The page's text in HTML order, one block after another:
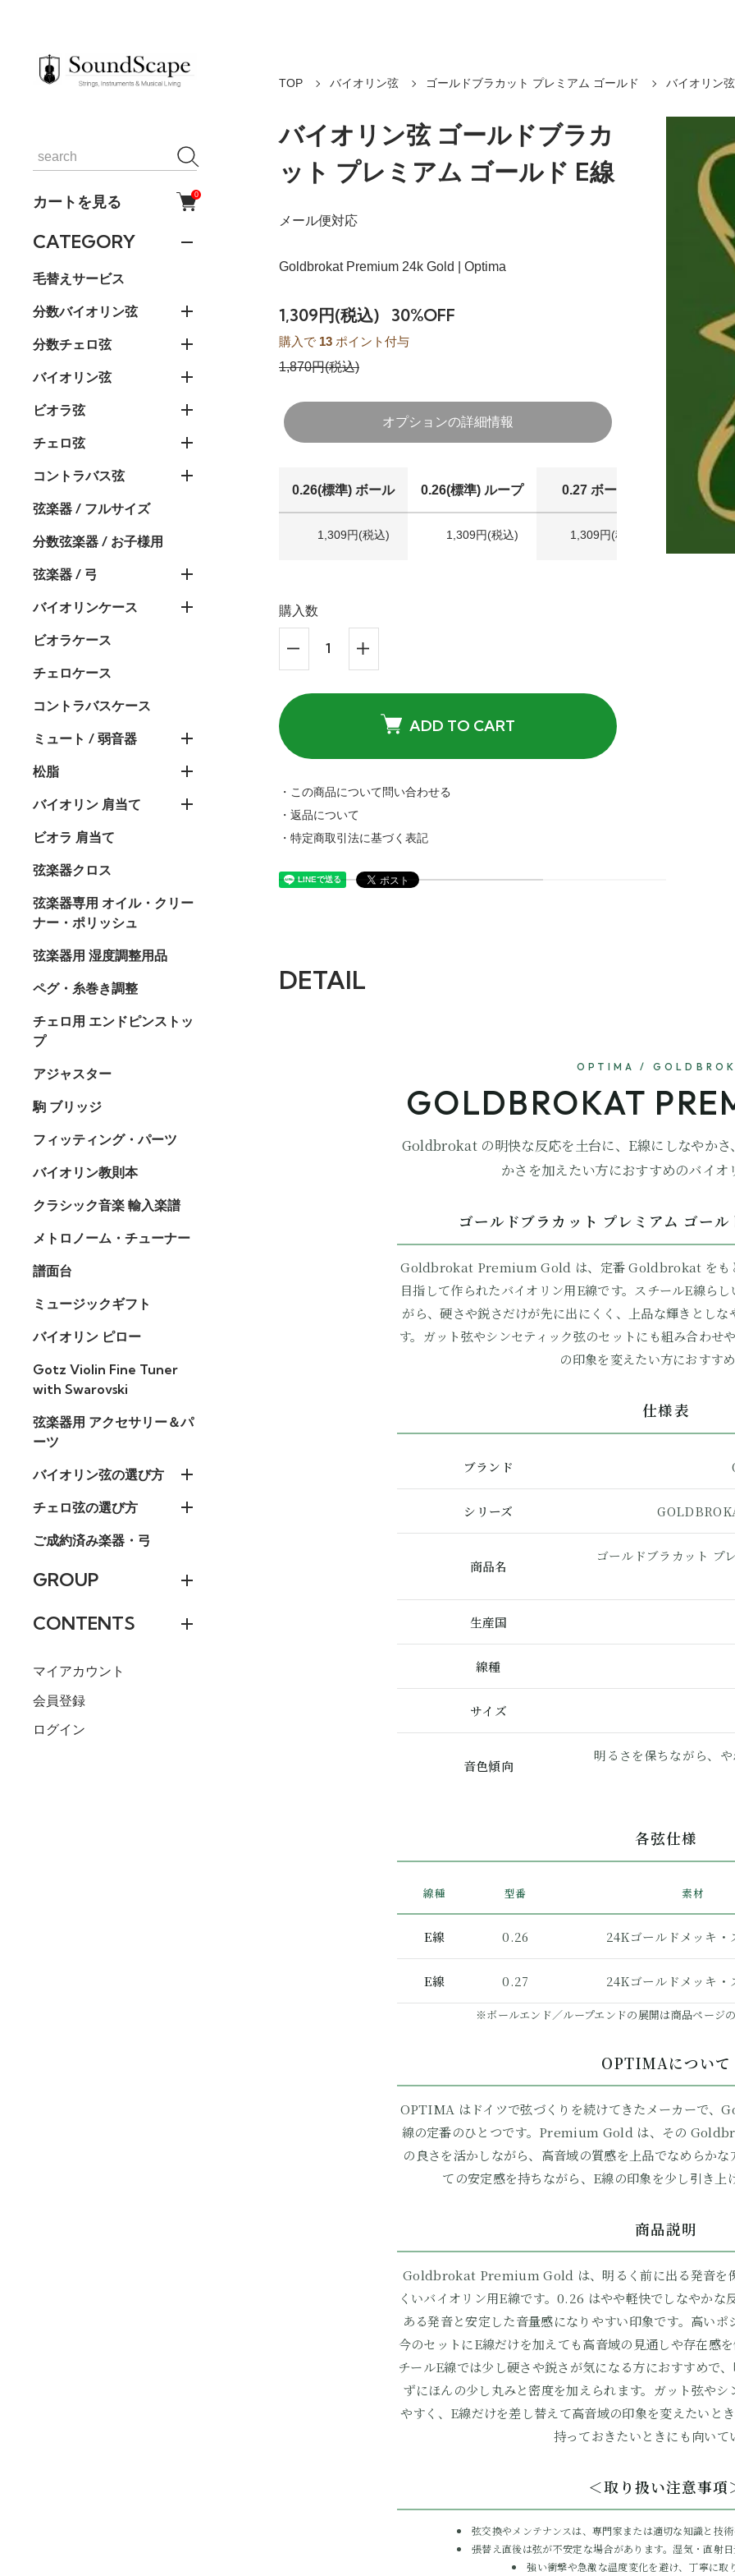
カートを見る 0
CATEGORY
毛替えサービス
分数バイオリン弦
分数チェロ弦
バイオリン弦
ビオラ弦
チェロ弦
コントラバス弦
弦楽器 / フルサイズ
分数弦楽器 / お子様用
弦楽器 / 弓
バイオリンケース
ビオラケース
チェロケース
コントラバスケース
ミュート / 弱音器
松脂
バイオリン 肩当て
ビオラ 肩当て
弦楽器クロス
弦楽器専用 オイル・クリー
ナー・ポリッシュ
弦楽器用 湿度調整用品
ペグ・糸巻き調整
チェロ用 エンドピンストッ
プ
アジャスター
駒 ブリッジ
フィッティング・パーツ
バイオリン教則本
クラシック音楽 輸入楽譜
メトロノーム・チューナー
譜面台
ミュージックギフト
バイオリン ピロー
Gotz Violin Fine Tuner
with Swarovski
弦楽器用 アクセサリー＆パ
ーツ
バイオリン弦の選び方
チェロ弦の選び方
ご成約済み楽器・弓
GROUP
CONTENTS
マイアカウント
会員登録
ログイン
TOP バイオリン弦 ゴールドブラカット プレミアム ゴールド バイオリン
バイオリン弦 ゴールドブラカ
ット プレミアム ゴールド E線
メール便対応
Goldbrokat Premium 24k Gold | Optima
1,309円(税込) 30%OFF
購入で 13 ポイント付与
1,870円(税込)
オプションの詳細情報
0.26(標準) ボール 0.26(標準) ループ 0.27 ボール 0.27 ルー
1,309円(税込) 1,309円(税込) 1,309円(税込)
購入数
ADD TO CART
・この商品について問い合わせる
・返品について
・特定商取引法に基づく表記
DETAIL
OPTIMA /
GOLDBROKAT
Goldbrokat の明快な反応を土台に、E線にしなやかさ
かさを加えたい方におすすめのバイオ
ゴールドブラカット プレミアム ゴー
Goldbrokat Premium Gold は、定番 Goldbrokat をも
目指して作られたバイオリン用E線です。スチールE線ら
がら、硬さや鋭さだけが先に出にくく、上品な輝きとし
す。ガット弦やシンセティック弦のセットにも組み合わせ
の印象を変えたい方におすすめ
仕様表
ブランド
シリーズ
商品名
ゴールドブラカット プ
生産国
線種
サイズ
音色傾向
明るさを保ちながら、
各弦仕様
線種 型番 素材
E線 0.26 24Kゴールドメッキ・
E線 0.27 24Kゴールドメッキ・
※ボールエンド／ループエンドの展開は商品ページ
OPTIMAについて
OPTIMA はドイツで弦づくりを続けてきたメーカーで、
線の定番のひとつです。Premium Gold は、その
の良さを活かしながら、高音域の質感を上品でなめらか
ての安定感を持ちながら、E線の印象を少し引き上
商品説明
Goldbrokat Premium Gold は、明るく前に出る発音を
くいバイオリン用E線です。0.26 はやや軽快でしなやか
ある発音と安定した音量感になりやすい印象です。高いポ
今のセットにE線だけを加えても高音域の見通しや存在感
チールE線では少し硬さや鋭さが気になる方におすすめで
ずにほんの少し丸みと密度を加えられます。ガット弦や
やすく、E線だけを差し替えて高音域の印象を変えたいと
持っておきたいときにも向いて
＜取り扱い注意事項
弦交換やメンテナンスは、専門家または適切な知識と技
張替え直後は弦が不安定な場合があります。湿気・直射
強い衝撃や急激な温度変化を避け、丁寧に取